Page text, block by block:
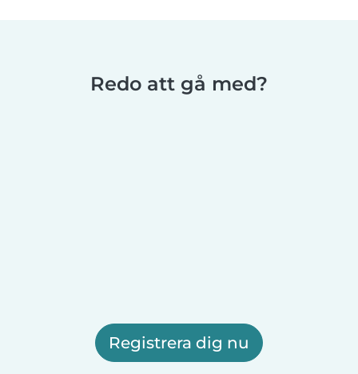
Redo att gå med?
Registrera dig nu